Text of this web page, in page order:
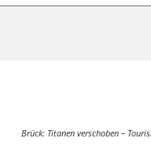
Brück: Titanen verschoben –